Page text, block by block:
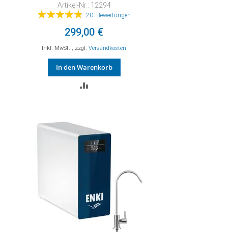
Artikel-Nr.: 12294
Bewertung:
20 Bewertungen
299,00 €
Inkl. MwSt. , zzgl. Versandkosten
In den Warenkorb